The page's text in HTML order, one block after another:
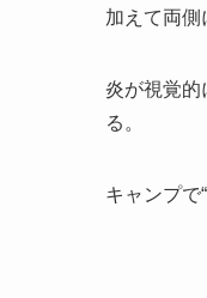
加えて両側
炎が視覚的
る。
キャンプで